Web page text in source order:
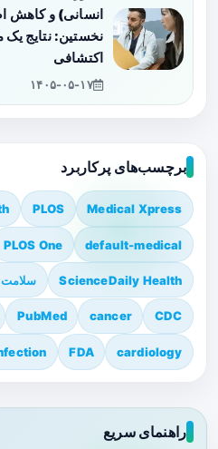
انسانی) و کاهش
نخستین: نتایج
اکتشافی
۱۴۰۵-۰۵-۱۷
برچسب‌های پرکاربرد
Medical Xpress
PLOS
default-medical
PLOS One
ScienceDaily Health
CDC
cancer
PubMed
cardiology
FDA
راهنمای سریع